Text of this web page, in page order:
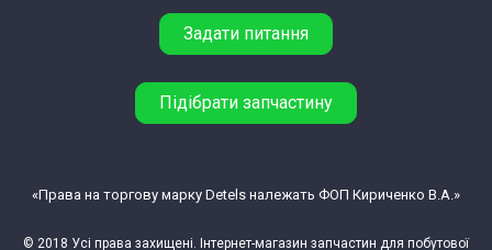
LG MS-2083ALB.CSBQRUS
LG MS-2087W.CTGQBWT
Задати питання
Підібрати запчастину
© 2018 Усі права захищені. Інтернет-магазин запчастин для побутової
«Права на торгову марку Detels належать ФОП Кириченко В.А.»